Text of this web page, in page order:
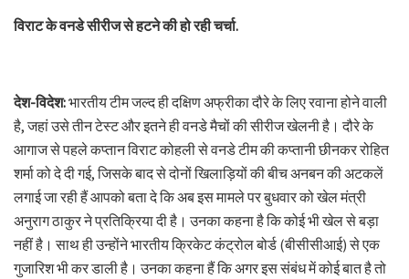
विराट के वनडे सीरीज से हटने की हो रही चर्चा.
देश-विदेश:भारतीय टीम जल्द ही दक्षिण अफ्रीका दौरे के लिए रवाना होने वाली
है, जहां उसे तीन टेस्ट और इतने ही वनडे मैचों की सीरीज खेलनी है। दौरे के
आगाज से पहले कप्तान विराट कोहली से वनडे टीम की कप्तानी छीनकर रोहित
शर्मा को दे दी गई, जिसके बाद से दोनों खिलाड़ियों की बीच अनबन की अटकलें
लगाई जा रही हैं आपको बता दे कि अब इस मामले पर बुधवार को खेल मंत्री
अनुराग ठाकुर ने प्रतिक्रिया दी है। उनका कहना है कि कोई भी खेल से बड़ा
नहीं है। साथ ही उन्होंने भारतीय क्रिकेट कंट्रोल बोर्ड (बीसीसीआई) से एक
गुजारिश भी कर डाली है। उनका कहना हैं कि अगर इस संबंध में कोई बात है तो